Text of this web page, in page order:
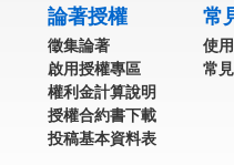
論著授權
徵集論著
啟用授權專區
權利金計算說明
授權合約書下載
投稿基本資料表
常
使
常